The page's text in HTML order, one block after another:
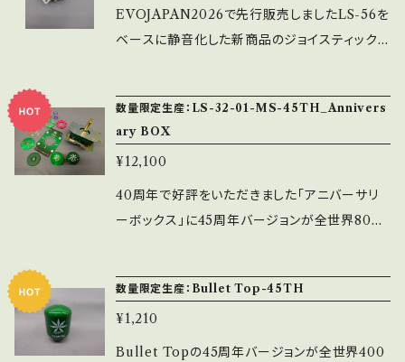
ップです。 ※和柄パッキンよりも厚い仕様となり
ます。
EVOJAPAN2026で先行販売しましたLS-56を
ベースに静音化した新商品のジョイスティック
貫生産しております。 ※LS-56を基準に専用ス
プリングとガイド（八角）に変更した静音仕様に
なります。 ※シャフトカバーの色は黒のみ（別売
パーツで色は変えられます） ※ファストン端子
仕様ですので、コネクタ接続する際は変換ハー
数量限定生産：LS-32-01-MS-45TH_Annivers
ary BOX
¥12,100
40周年で好評をいただきました「アニバーサリ
ーボックス」に45周年バージョンが全世界800
5周年のプリントをしたBullet Top及びLB-39
そして塗装スプリングなど限定仕様の部材が多
数入っております。 ※内容物はQRコードを読み
数量限定生産：Bullet Top-45TH
¥1,210
Bullet Topの45周年バージョンが全世界400